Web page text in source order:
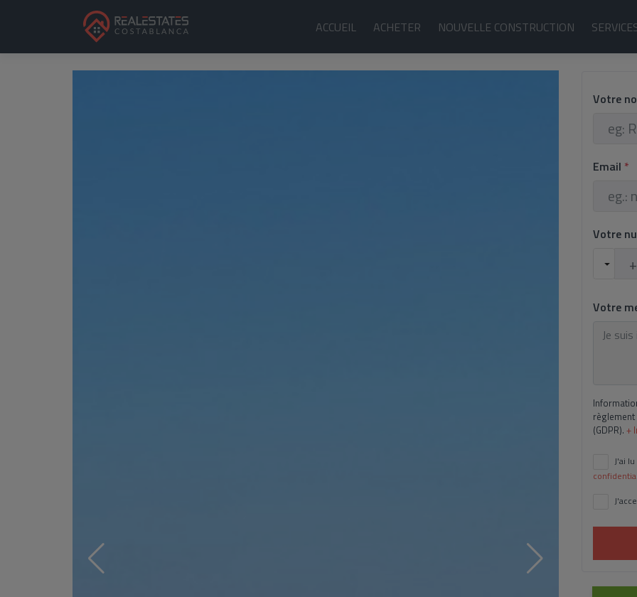
ACCUEIL ACHETER NOUVELLE CONSTRUCTION
Votre
Email *
Votre
Votre
(GDPR). +
J'ai